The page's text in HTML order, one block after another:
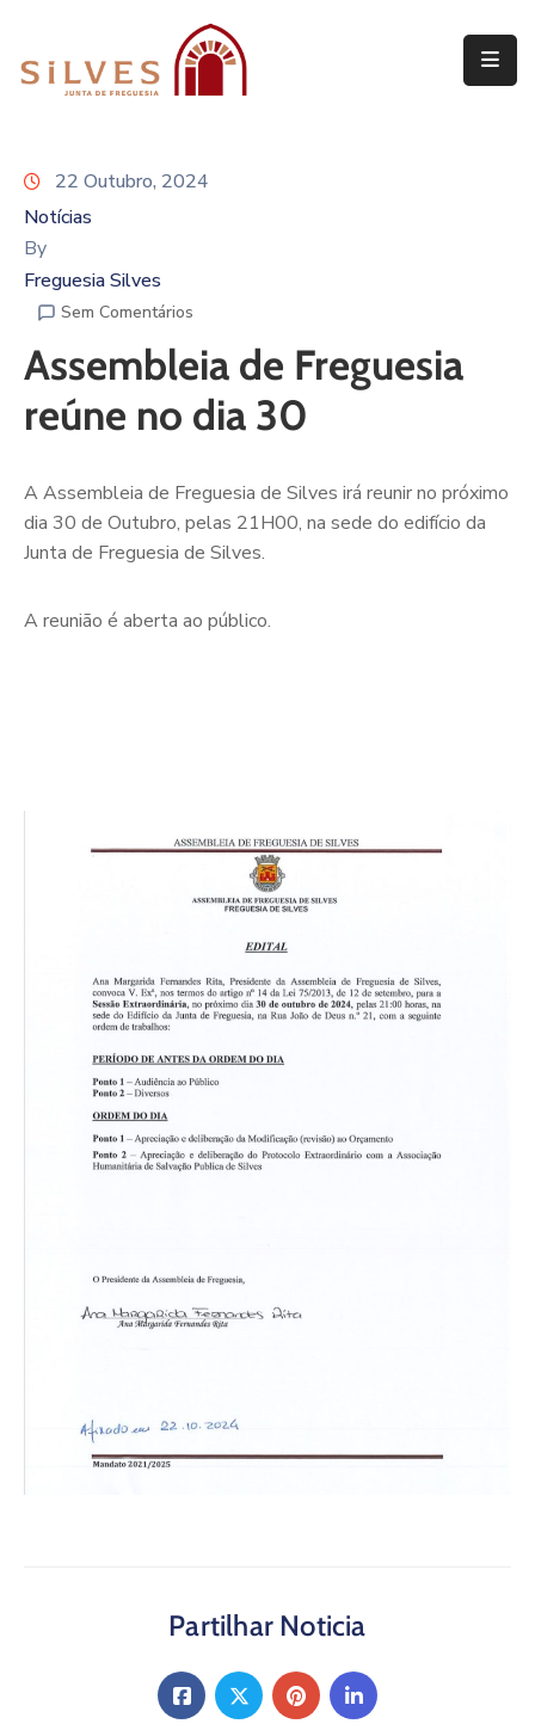
de
Freguesia
Assembleia
Freguesia
Projetos
22 Outubro, 2024
Notícias
By
Freguesia Silves
Sem Comentários
Assembleia de Freguesia
reúne no dia 30
A Assembleia de Freguesia de Silves irá reunir no próximo
dia 30 de Outubro, pelas 21H00, na sede do edifício da
Junta de Freguesia de Silves.
A reunião é aberta ao público.
Partilhar Noticia